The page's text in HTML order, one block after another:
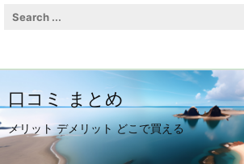
口コミ まとめ
メリット デメリット どこで買える